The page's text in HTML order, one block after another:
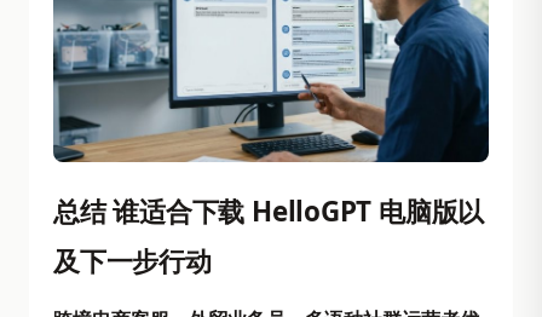
总结 谁适合下载 HelloGPT 电脑版以
及下一步行动